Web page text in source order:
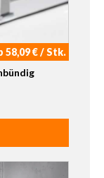
58,09 € / Stk.